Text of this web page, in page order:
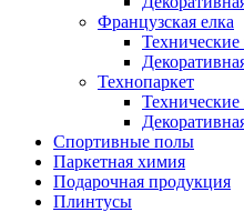
Французская елка
Технические
Технопаркет
Технические
Спортивные полы
Паркетная химия
Подарочная продукция
Плинтусы